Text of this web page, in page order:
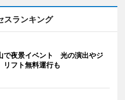
スランキング
で夜景イベント 光の演出やジ
リフト無料運行も